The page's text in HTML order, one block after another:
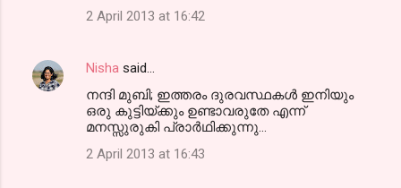
2 April 2013 at 16:42
Nisha said…
നന്ദി മുബി; ഇത്തരം ദുരവസ്ഥകള്‍ ഇനിയും
ഒരു കുട്ടിയ്ക്കും ഉണ്ടാവരുതേ എന്ന്‍
മനസ്സുരുകി പ്രാര്‍ഥിക്കുന്നു...
2 April 2013 at 16:43